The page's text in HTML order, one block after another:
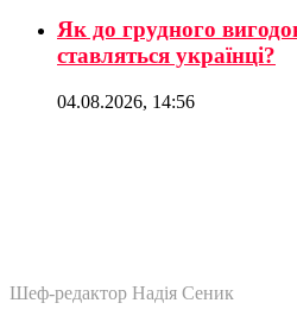
Як до грудного
ставляться українці?
04.08.2026, 14:56
Шеф-редактор Надія Сеник